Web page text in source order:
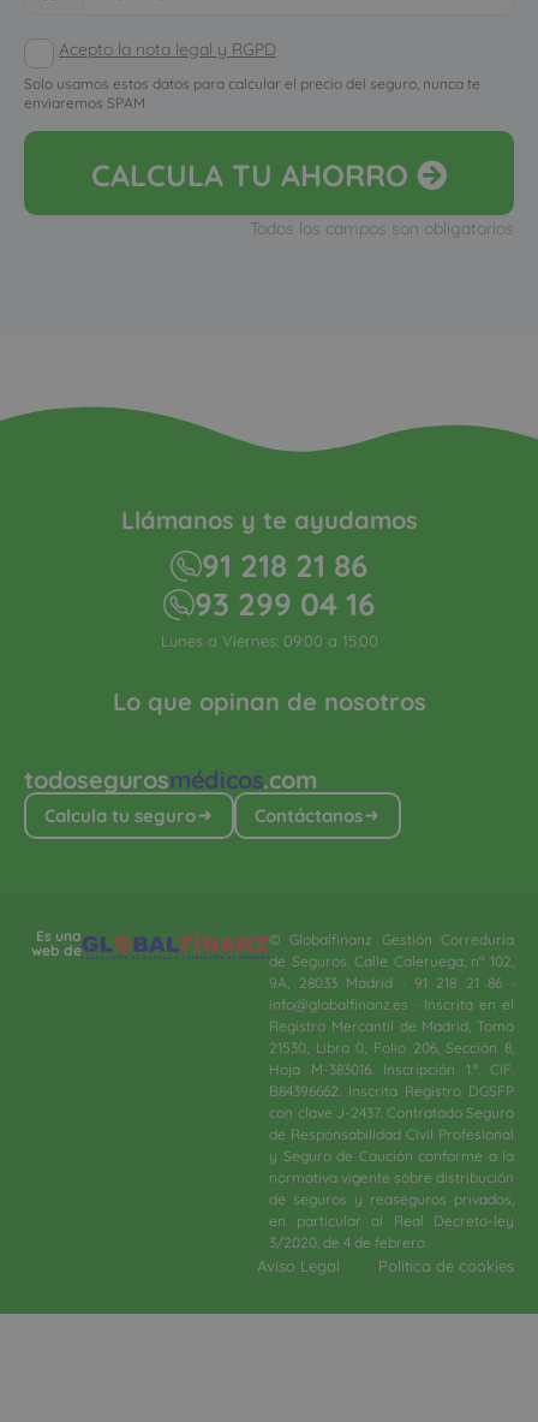
Acepto la nota legal y RGPD
Solo usamos estos datos para calcular el precio del seguro, nunca te
enviaremos SPAM
CALCULA TU AHORRO
Todos los campos son obligatorios
todosegurosmédicos.com
Calcula tu seguro Contáctanos
Lo que opinan de nosotros
Llámanos y te ayudamos
91 218 21 86
93 299 04 16
Lunes a Viernes: 09:00 a 15:00
Es una
web de
© Globalfinanz Gestión Correduría
de Seguros. Calle Caleruega, nº 102,
9A, 28033 Madrid · 91 218 21 86 ·
info@globalfinanz.es · Inscrita en el
Registro Mercantil de Madrid, Tomo
21530, Libro 0, Folio 206, Sección 8,
Hoja M-383016. Inscripción 1.ª. CIF.
B84396662. Inscrita Registro DGSFP
con clave J-2437. Contratado Seguro
de Responsabilidad Civil Profesional
y Seguro de Caución conforme a la
normativa vigente sobre distribución
de seguros y reaseguros privados,
en particular al Real Decreto-ley
3/2020, de 4 de febrero.​
Aviso Legal Política de cookies